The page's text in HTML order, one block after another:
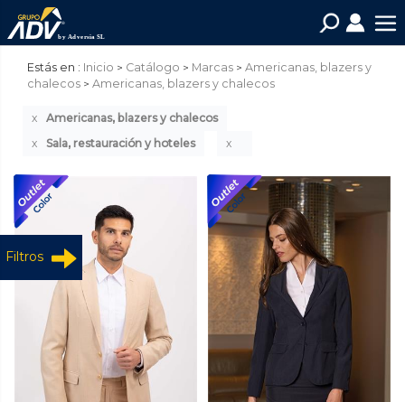
Estás en : Inicio Catálogo Marcas
Americanas, blazers y
chalecos
Americanas, blazers y chalecos
Filtros
Americanas, blazers y chalecos
Sala, restauración y hoteles